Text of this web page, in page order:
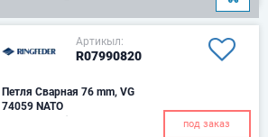
Артикыл:
R07990820
Петля Сварная 76 mm, VG
74059 NATO
Вес - 10 кг. Ø 76Размер вала -
под заказ